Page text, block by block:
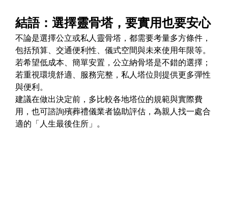
結語：選擇靈骨塔，要實用也要安心
不論是選擇公立或私人靈骨塔，都需要考量多方條件，
包括預算、交通便利性、儀式空間與未來使用年限等。
若希望低成本、簡單安置，公立納骨塔是不錯的選擇；
若重視環境舒適、服務完整，私人塔位則提供更多彈性
與便利。
建議在做出決定前，多比較各地塔位的規範與實際費
用，也可諮詢殯葬禮儀業者協助評估，為親人找一處合
適的「人生最後住所」。